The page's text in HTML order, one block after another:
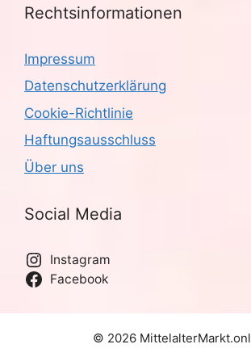
Rechtsinformationen
Impressum
Datenschutzerklärung
Cookie-Richtlinie
Haftungsausschluss
Über uns
Social Media
Instagram
Facebook
© 2026